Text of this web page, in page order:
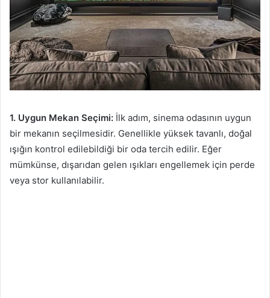
1. Uygun Mekan Seçimi: İlk adım, sinema odasının uygun
bir mekanın seçilmesidir. Genellikle yüksek tavanlı, doğal
ışığın kontrol edilebildiği bir oda tercih edilir. Eğer
mümkünse, dışarıdan gelen ışıkları engellemek için perde
veya stor kullanılabilir.